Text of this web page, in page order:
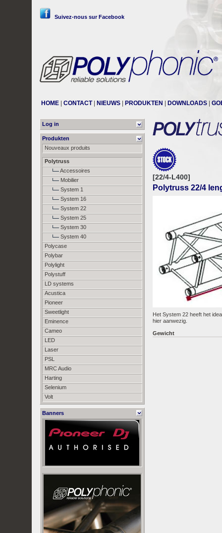
Suivez-nous sur Facebook
HOME CONTACT| NIEUWS PRODUKTEN DOWNLOADS
Log in
Produkten
Nouveaux produits
Polytruss
Accessoires
Mobilier
System 1
System 16
System 22
System 25
System 30
System 40
Polycase
Polybar
Polylight
Polystuff
LD systems
Acustica
Pioneer
Sweetlight
Eminence
Cameo
LED
Laser
PSL
MRC Audio
Harting
Selenium
Volt
Banners
[22/4-L400]
Polytruss 22/4
Het System 22 heeft het
hier aanwezig.
Gewicht